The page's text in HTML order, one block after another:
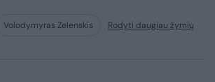
Volodymyras Zelenskis Rodyti daugiau žymių